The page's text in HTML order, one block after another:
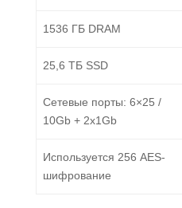
1536 ГБ DRAM
25,6 ТБ SSD
Сетевые порты: 6×25 /
10Gb + 2x1Gb
Используется 256 AES-
шифрование